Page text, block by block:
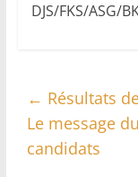
DJS/FKS/ASG/
← Résultats
Le message
candidats